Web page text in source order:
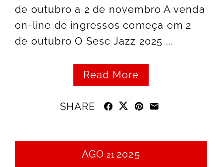
de outubro a 2 de novembro A venda
on-line de ingressos começa em 2
de outubro O Sesc Jazz 2025 ...
Read More
SHARE
AGO 21 2025